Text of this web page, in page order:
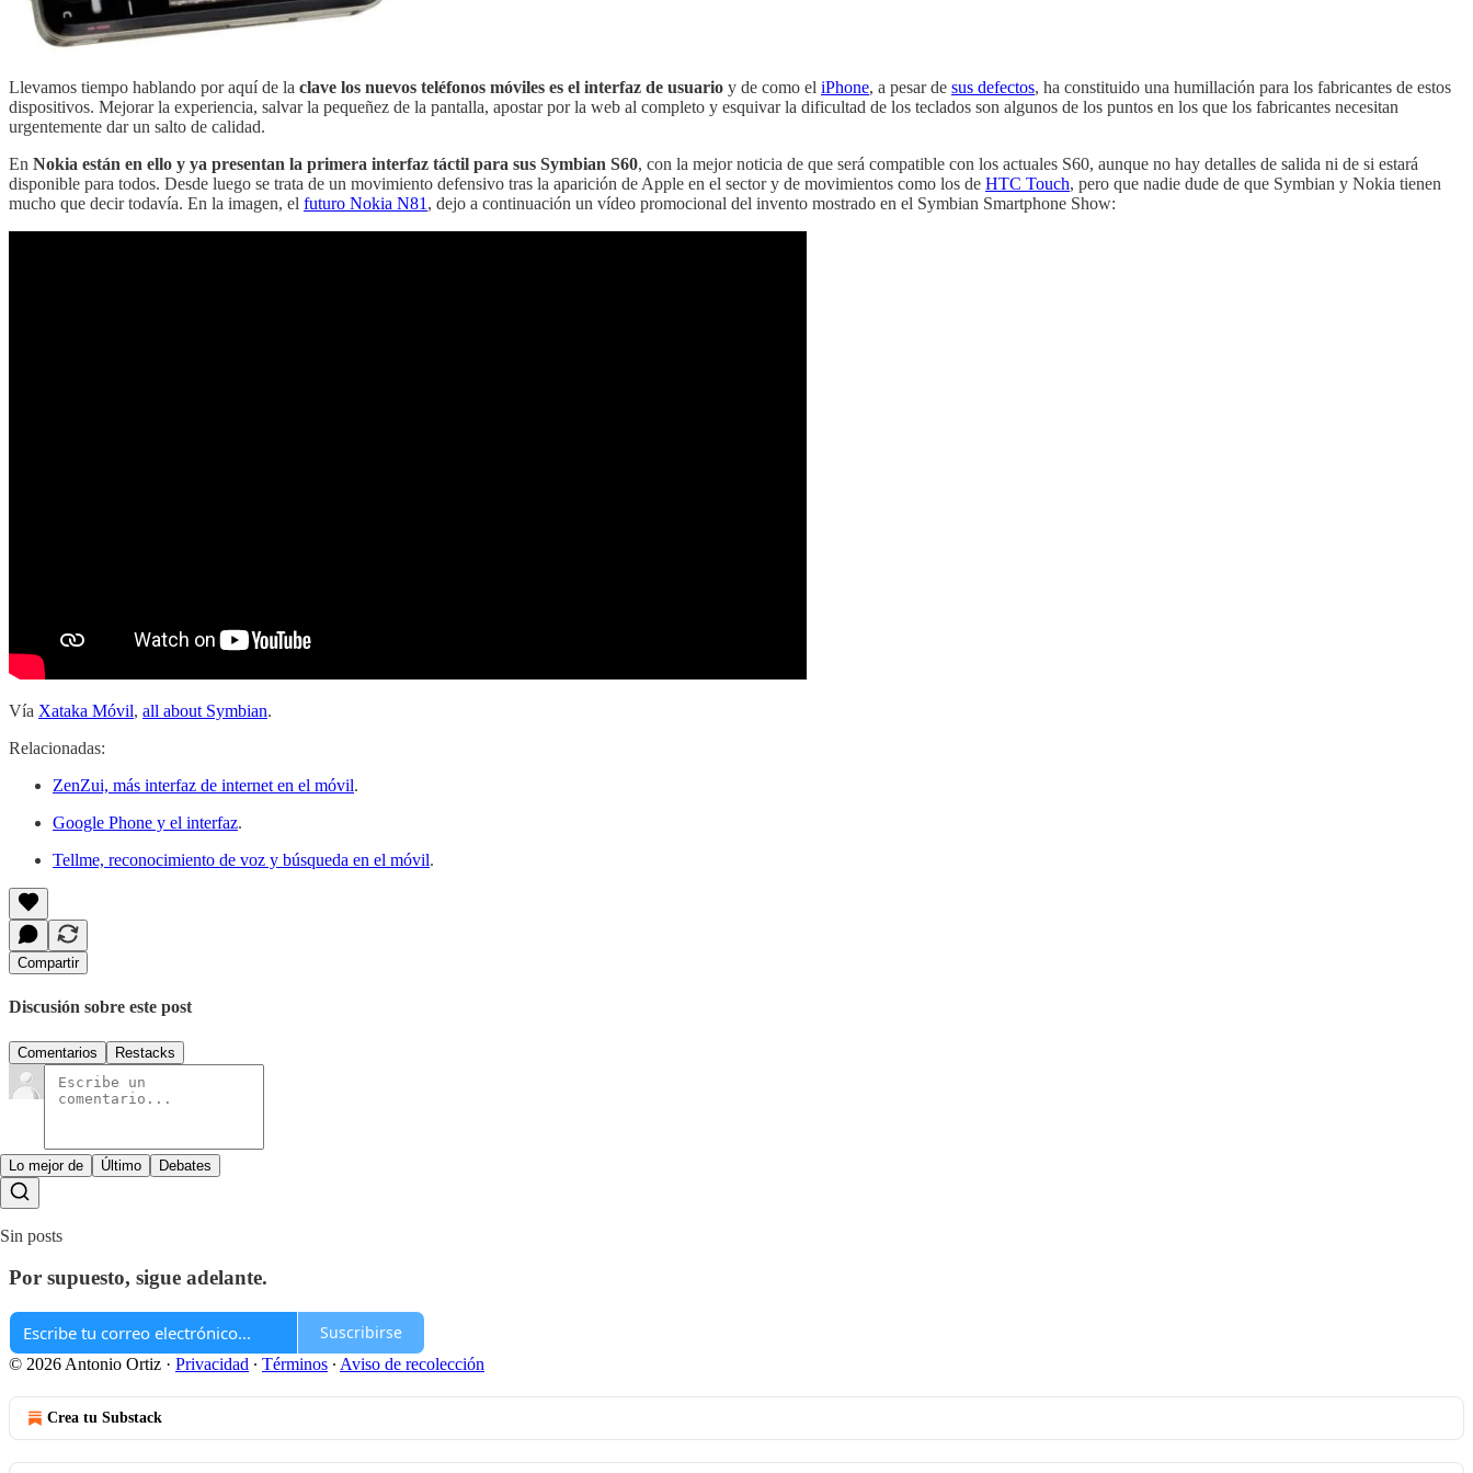
Llevamos tiempo hablando por aquí de la clave los nuevos teléfonos móviles es el interfaz de usuario y de como el iPhone, a pesar de sus defectos, ha constituido una humillación para los fabricantes de estos
dispositivos. Mejorar la experiencia, salvar la pequeñez de la pantalla, apostar por la web al completo y esquivar la dificultad de los teclados son algunos de los puntos en los que los fabricantes necesitan
urgentemente dar un salto de calidad.
En Nokia están en ello y ya presentan la primera interfaz táctil para sus Symbian S60, con la mejor noticia de que será compatible con los actuales S60, aunque no hay detalles de salida ni de si estará
disponible para todos. Desde luego se trata de un movimiento defensivo tras la aparición de Apple en el sector y de movimientos como los de HTC Touch, pero que nadie dude de que Symbian y Nokia tienen
mucho que decir todavía. En la imagen, el futuro Nokia N81 , dejo a continuación un vídeo promocional del invento mostrado en el Symbian Smartphone Show:
Vía Xataka Móvil, all about Symbian.
Relacionadas:
ZenZui, más interfaz de internet en el móvil.
Google Phone y el interfaz.
Tellme, reconocimiento de voz y búsqueda en el móvil.
Compartir
Discusión sobre este post
Comentarios Restacks
Lo mejor de Último Debates
Sin posts
Por supuesto, sigue adelante.
Suscribirse
© 2026 Antonio Ortiz · Privacidad ∙ Términos ∙ Aviso de recolección
Crea tu Substack